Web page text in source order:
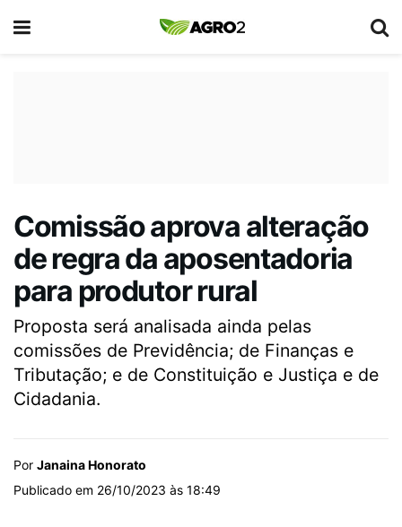
Comissão aprova alteração
de regra da aposentadoria
para produtor rural
Proposta será analisada ainda pelas
comissões de Previdência; de Finanças e
Tributação; e de Constituição e Justiça e de
Cidadania.
Por Janaina Honorato
Publicado em 26/10/2023 às 18:49